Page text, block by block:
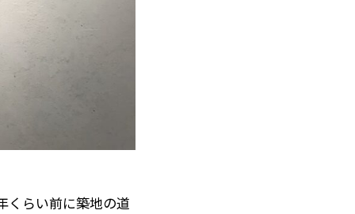
くらい前に築地の道